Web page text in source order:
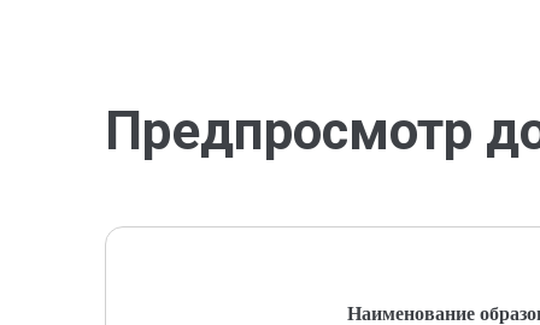
Предпросмотр
Наименование